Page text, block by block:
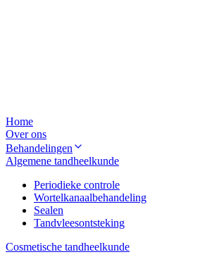
Home
Over ons
Behandelingen
Algemene tandheelkunde
Periodieke controle
Wortelkanaalbehandeling
Sealen
Tandvleesontsteking
Cosmetische tandheelkunde